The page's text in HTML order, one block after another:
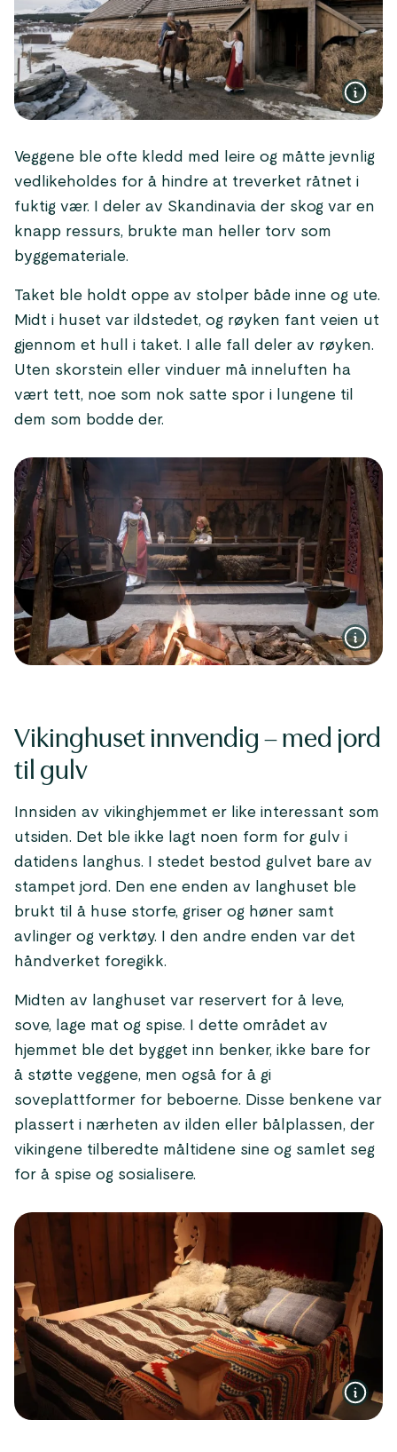
Veggene ble ofte kledd med leire og måtte jevnlig
vedlikeholdes for å hindre at treverket råtnet i
fuktig vær. I deler av Skandinavia der skog var en
knapp ressurs, brukte man heller torv som
byggemateriale.
Taket ble holdt oppe av stolper både inne og ute.
Midt i huset var ildstedet, og røyken fant veien ut
gjennom et hull i taket. I alle fall deler av røyken.
Uten skorstein eller vinduer må inneluften ha
vært tett, noe som nok satte spor i lungene til
dem som bodde der.
Vikinghuset innvendig – med jord
til gulv
Innsiden av vikinghjemmet er like interessant som
utsiden. Det ble ikke lagt noen form for gulv i
datidens langhus. I stedet bestod gulvet bare av
stampet jord. Den ene enden av langhuset ble
brukt til å huse storfe, griser og høner samt
avlinger og verktøy. I den andre enden var det
håndverket foregikk.
Midten av langhuset var reservert for å leve,
sove, lage mat og spise. I dette området av
hjemmet ble det bygget inn benker, ikke bare for
å støtte veggene, men også for å gi
soveplattformer for beboerne. Disse benkene var
plassert i nærheten av ilden eller bålplassen, der
vikingene tilberedte måltidene sine og samlet seg
for å spise og sosialisere.